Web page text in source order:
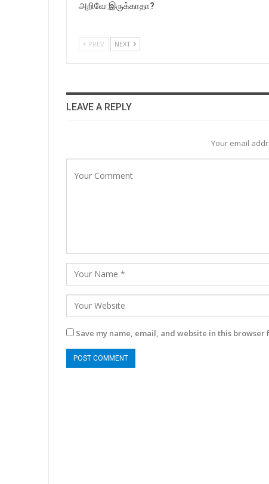
அறிவே இருக்காதா?
PREV NEXT
LEAVE A REPLY
Your email
Save my name, email, and website in this